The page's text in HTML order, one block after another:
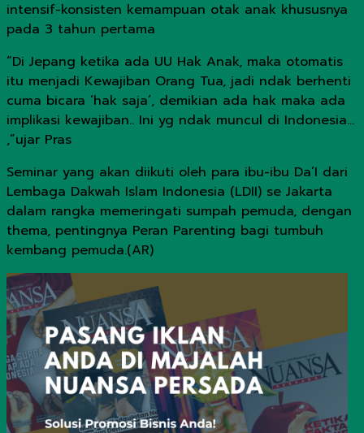
intensif-konsisten kemampuan otak anak khususnya
pada 3 tahun pertama
“Di Jepang ketika ada UU Hak Anak, maka otomatis
itu menjadi Kewajiban Orang Tua, jadi ndak berhenti
cuma bicara ‘hak saja’, demikian ada hak maka ada
implikasi kewajiban.. Ini yg ndak muncul di Indonesia…
,”ujar Pras
Seminar yang akan diikuti oleh para ibu-ibu Da’I dari
Lembaga Dakwah Islam Indonesia (LDII) se Jakarta
dalam rangka memeringati sumpah pemuda, dengan
thema, pentingnya Peran Parenting bagi tumbuh
kembang pemuda.(AR)